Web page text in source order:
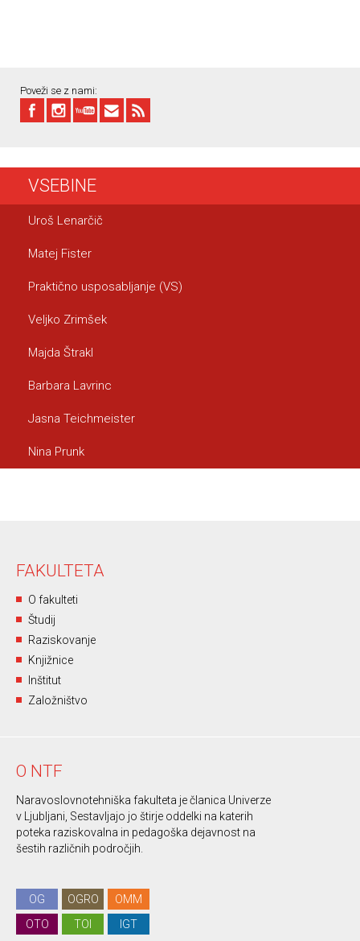
Poveži se z nami:
VSEBINE
Uroš Lenarčič
Matej Fister
Praktično usposabljanje (VS)
Veljko Zrimšek
Majda Štrakl
Barbara Lavrinc
Jasna Teichmeister
Nina Prunk
FAKULTETA
O fakulteti
Študij
Raziskovanje
Knjižnice
Inštitut
Založništvo
O NTF
Naravoslovnotehniška fakulteta je članica Univerze
v Ljubljani, Sestavljajo jo štirje oddelki na katerih
poteka raziskovalna in pedagoška dejavnost na
šestih različnih področjih.
OG OGRO
OMM
OTO
TOI IGT